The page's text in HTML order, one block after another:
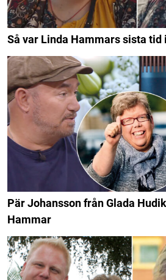
Så var Linda Hammars sista tid
Pär Johansson från Glada
Hammar